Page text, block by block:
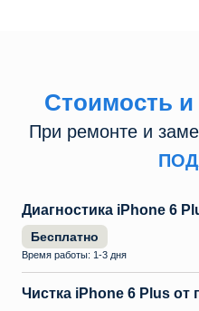
Стоимость
При ремонте и
Диагностика iPhone 6
Бесплатно
Время работы: 1-3 дня
Чистка iPhone 6 Plus от